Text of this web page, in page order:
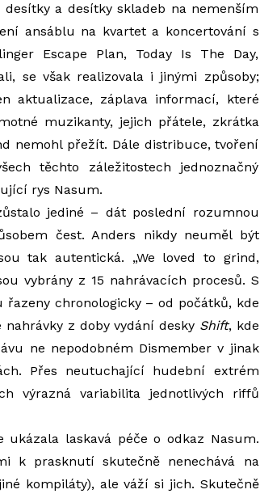
a desítky skladeb na nemenším
ansáblu na kvartet a koncertování s
Escape Plan, Today Is The Day,
se však realizovala i jinými způsoby;
aktualizace, záplava informací, které
muzikanty, jejich přátele, zkrátka
nemohl přežít. Dále distribuce, tvoření
těchto záležitostech jednoznačný
rys Nasum.
jediné – dát poslední rozumnou
čest. Anders nikdy neuměl být
tak autentická. „We loved to grind,
vybrány z 15 nahrávacích procesů. S
řazeny chronologicky – od počátků, kde
z doby vydání desky Shift, kde
ne nepodobném Dismember v jinak
Přes neutuchající hudební extrém
výrazná variabilita jednotlivých riffů
laskavá péče o odkaz Nasum.
k prasknutí skutečně nenechává na
kompiláty), ale váží si jich. Skutečně